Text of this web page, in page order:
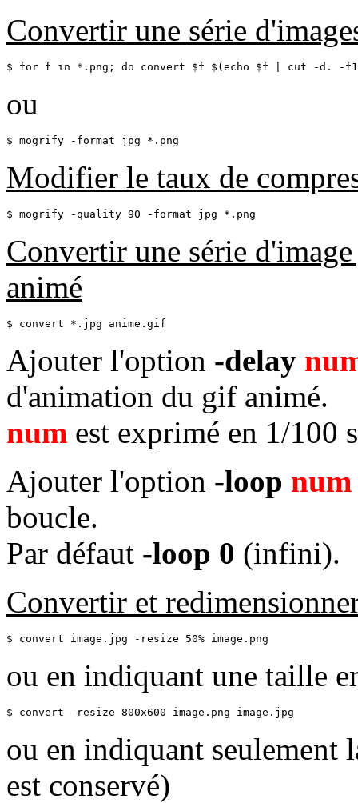
Convertir une série
$ for f in *.png; do convert $f $(echo $f | cut -d. -
ou
$ mogrify -format jpg *.png
Modifier le taux de
$ mogrify -quality 90 -format jpg *.png
Convertir une série
animé
$ convert *.jpg anime.gif
Ajouter l'option -delay
d'animation du gif animé.
num est exprimé en 1/100
Ajouter l'option -loop num
boucle.
Par défaut -loop 0 (infini).
Convertir et
$ convert image.jpg -resize 50% image.png
ou en indiquant une taille
$ convert -resize 800x600 image.png image.jpg
ou en indiquant
est conservé)